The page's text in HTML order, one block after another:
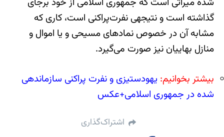
گذاشته است و نتیجه‎ی نفرت‌پراکنی است، کاری که
مشابه آن در خصوص نمادهای مسیحی و یا اموال و
منازل بهاییان نیز صورت می‌گیرد.
بیشتر بخوانیم:
یهود‎ستیزی و نفرت پراکنی سازماندهی
شده در جمهوری اسلامی+عکس
اشتراک‌گذاری